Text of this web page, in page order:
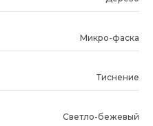
Микро-фаска
Тиснение
Светло-бежевый